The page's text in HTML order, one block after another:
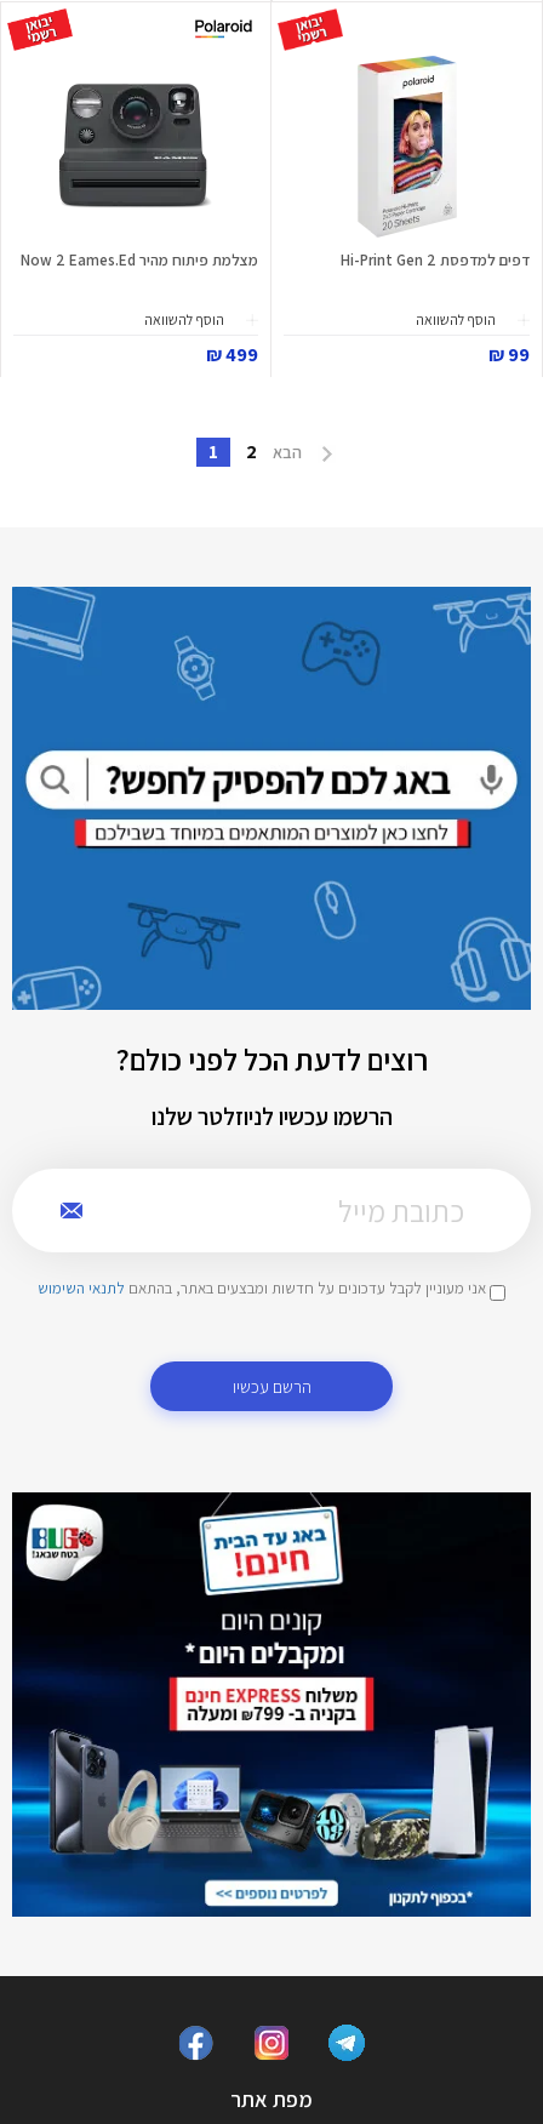
דפים למדפסת Hi-Print Gen 2
הוסף להשוואה
99 ₪
מצלמת פיתוח מהיר Now 2 Eames.Ed
הוסף להשוואה
499 ₪
הבא 2
1
רוצים לדעת הכל לפני כולם?
הרשמו עכשיו לניוזלטר שלנו
אני מעוניין לקבל עדכונים על חדשות ומבצעים באתר, בהתאם לתנאי השימוש
הרשם עכשיו
מפת אתר